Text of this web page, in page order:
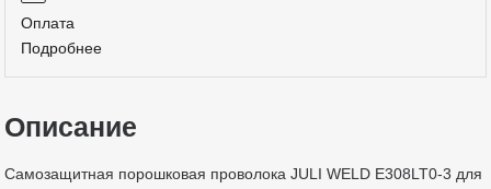
Оплата
Подробнее
Описание
Самозащитная порошковая проволока JULI WELD E308LT0-3 для